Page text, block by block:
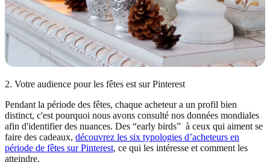
2. Votre audience pour les fêtes est sur Pinterest
Pendant la période des fêtes, chaque acheteur a un profil bien
distinct, c'est pourquoi nous avons consulté nos données mondiales
afin d'identifier des nuances. Des “early birds” à ceux qui aiment se
faire des cadeaux, découvrez les six typologies d’acheteurs en
période de fêtes sur Pinterest, ce qui les intéresse et comment les
atteindre.